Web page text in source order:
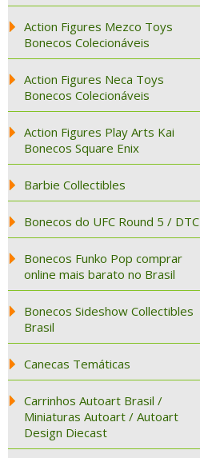
Action Figures Mezco Toys
Bonecos Colecionáveis
Action Figures Neca Toys
Bonecos Colecionáveis
Action Figures Play Arts Kai
Bonecos Square Enix
Barbie Collectibles
Bonecos do UFC Round 5 / DTC
Bonecos Funko Pop comprar
online mais barato no Brasil
Bonecos Sideshow Collectibles
Brasil
Canecas Temáticas
Carrinhos Autoart Brasil /
Miniaturas Autoart / Autoart
Design Diecast